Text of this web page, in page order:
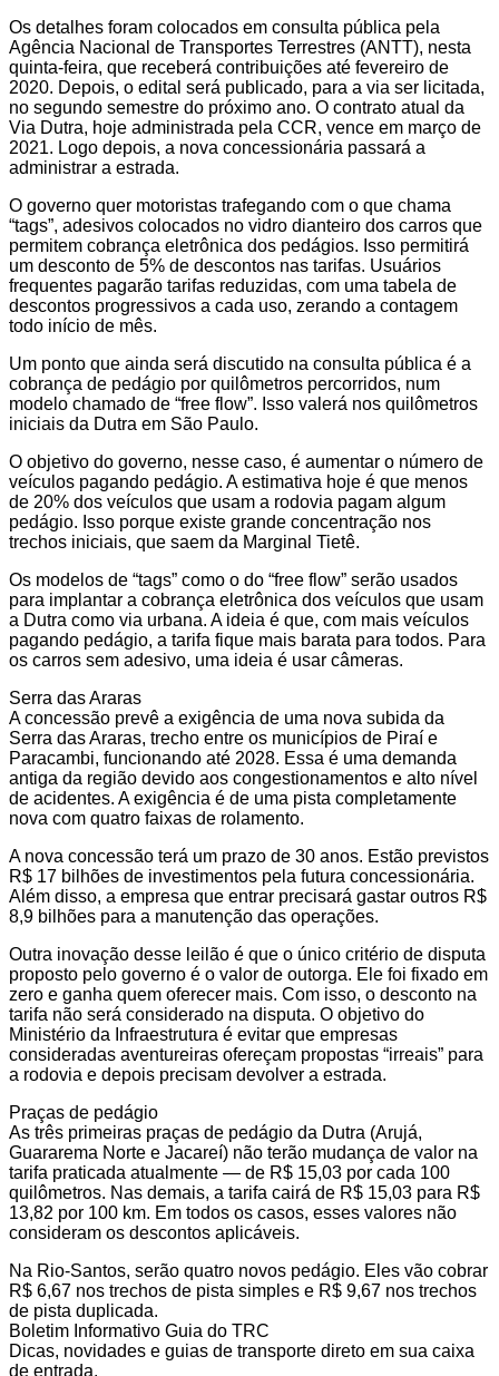
Os detalhes foram colocados em consulta pública pela
Agência Nacional de Transportes Terrestres (ANTT), nesta
quinta-feira, que receberá contribuições até fevereiro de
2020. Depois, o edital será publicado, para a via ser licitada,
no segundo semestre do próximo ano. O contrato atual da
Via Dutra, hoje administrada pela CCR, vence em março de
2021. Logo depois, a nova concessionária passará a
administrar a estrada.
O governo quer motoristas trafegando com o que chama
“tags”, adesivos colocados no vidro dianteiro dos carros que
permitem cobrança eletrônica dos pedágios. Isso permitirá
um desconto de 5% de descontos nas tarifas. Usuários
frequentes pagarão tarifas reduzidas, com uma tabela de
descontos progressivos a cada uso, zerando a contagem
todo início de mês.
Um ponto que ainda será discutido na consulta pública é a
cobrança de pedágio por quilômetros percorridos, num
modelo chamado de “free flow”. Isso valerá nos quilômetros
iniciais da Dutra em São Paulo.
O objetivo do governo, nesse caso, é aumentar o número de
veículos pagando pedágio. A estimativa hoje é que menos
de 20% dos veículos que usam a rodovia pagam algum
pedágio. Isso porque existe grande concentração nos
trechos iniciais, que saem da Marginal Tietê.
Os modelos de “tags” como o do “free flow” serão usados
para implantar a cobrança eletrônica dos veículos que usam
a Dutra como via urbana. A ideia é que, com mais veículos
pagando pedágio, a tarifa fique mais barata para todos. Para
os carros sem adesivo, uma ideia é usar câmeras.
Serra das Araras
A concessão prevê a exigência de uma nova subida da
Serra das Araras, trecho entre os municípios de Piraí e
Paracambi, funcionando até 2028. Essa é uma demanda
antiga da região devido aos congestionamentos e alto nível
de acidentes. A exigência é de uma pista completamente
nova com quatro faixas de rolamento.
A nova concessão terá um prazo de 30 anos. Estão previstos
R$ 17 bilhões de investimentos pela futura concessionária.
Além disso, a empresa que entrar precisará gastar outros R$
8,9 bilhões para a manutenção das operações.
Outra inovação desse leilão é que o único critério de disputa
proposto pelo governo é o valor de outorga. Ele foi fixado em
zero e ganha quem oferecer mais. Com isso, o desconto na
tarifa não será considerado na disputa. O objetivo do
Ministério da Infraestrutura é evitar que empresas
consideradas aventureiras ofereçam propostas “irreais” para
a rodovia e depois precisam devolver a estrada.
Praças de pedágio
As três primeiras praças de pedágio da Dutra (Arujá,
Guararema Norte e Jacareí) não terão mudança de valor na
tarifa praticada atualmente — de R$ 15,03 por cada 100
quilômetros. Nas demais, a tarifa cairá de R$ 15,03 para R$
13,82 por 100 km. Em todos os casos, esses valores não
consideram os descontos aplicáveis.
Na Rio-Santos, serão quatro novos pedágio. Eles vão cobrar
R$ 6,67 nos trechos de pista simples e R$ 9,67 nos trechos
de pista duplicada.
Boletim Informativo Guia do TRC
Dicas, novidades e guias de transporte direto em sua caixa
de entrada.